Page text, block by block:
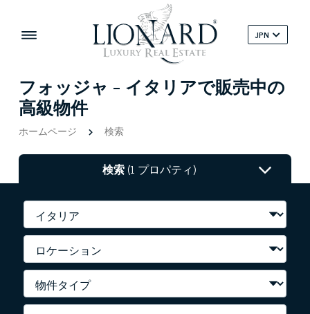
JPN
フォッジャ - イタリアで販売中の
高級物件
ホームページ 検索
検索(1 プロパティ)